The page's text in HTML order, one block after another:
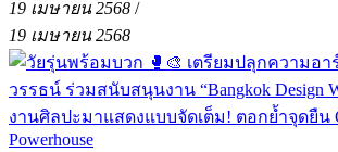
19 เมษายน 2568 /
19 เมษายน 2568